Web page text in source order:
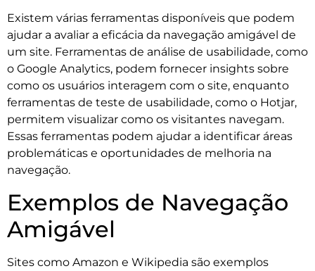
Existem várias ferramentas disponíveis que podem
ajudar a avaliar a eficácia da navegação amigável de
um site. Ferramentas de análise de usabilidade, como
o Google Analytics, podem fornecer insights sobre
como os usuários interagem com o site, enquanto
ferramentas de teste de usabilidade, como o Hotjar,
permitem visualizar como os visitantes navegam.
Essas ferramentas podem ajudar a identificar áreas
problemáticas e oportunidades de melhoria na
navegação.
Exemplos de Navegação
Amigável
Sites como Amazon e Wikipedia são exemplos